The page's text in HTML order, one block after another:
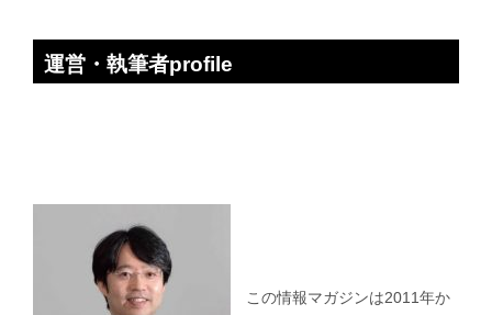
運営・執筆者profile
この情報マガジンは2011年か